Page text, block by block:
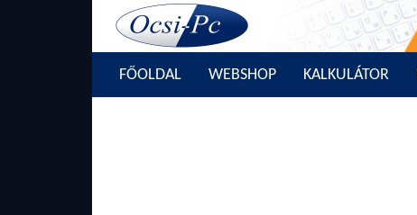
FŐOLDAL WEBSHOP KALKULÁTOR